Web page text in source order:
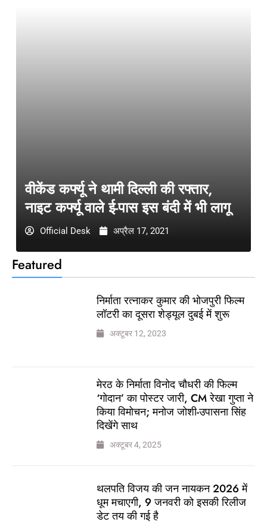
Featured
निर्माता रत्नाकर कुमार की भोजपुरी फिल्म
लॉटरी का दूसरा शेड्यूल दुबई में शुरू
अक्टूबर 12, 2023
मेरठ के निर्माता विनोद चौधरी की फिल्म
‘गोदान’ का पोस्टर जारी, CM रेखा गुप्ता ने
किया विमोचन; मनोज जोशी-उपासना सिंह
दिखेंगे साथ
अक्टूबर 4, 2025
थलपति विजय की जन नायकन 2026 में
धूम मचाएगी, 9 जनवरी को इसकी रिलीज
डेट तय की गई है
वीकेंड कर्फ्यू ने थामी दिल्ली की रफ्तार,
नाइट कर्फ्यू वाले ई-पास इस बंदी में भी लागू
Official Desk अप्रैल 17, 2021